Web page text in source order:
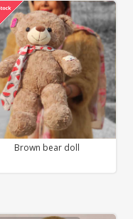
Brown bear doll